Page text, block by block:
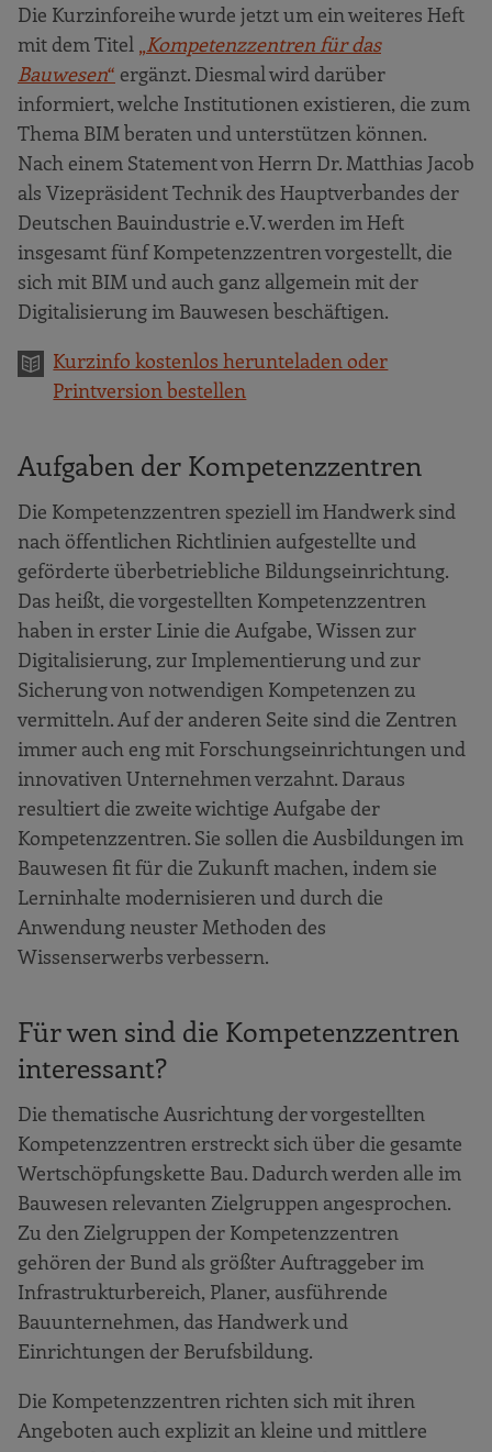
Die Kurzinforeihe wurde jetzt um ein weiteres Heft
mit dem Titel „Kompetenzzentren für das
Bauwesen“ ergänzt. Diesmal wird darüber
informiert, welche Institutionen existieren, die zum
Thema BIM beraten und unterstützen können.
Nach einem Statement von Herrn Dr. Matthias Jacob
als Vizepräsident Technik des Hauptverbandes der
Deutschen Bauindustrie e.V. werden im Heft
insgesamt fünf Kompetenzzentren vorgestellt, die
sich mit BIM und auch ganz allgemein mit der
Digitalisierung im Bauwesen beschäftigen.
Kurzinfo kostenlos herunteladen oder
Printversion bestellen
Aufgaben der Kompetenzzentren
Die Kompetenzzentren speziell im Handwerk sind
nach öffentlichen Richtlinien aufgestellte und
geförderte überbetriebliche Bildungseinrichtung.
Das heißt, die vorgestellten Kompetenzzentren
haben in erster Linie die Aufgabe, Wissen zur
Digitalisierung, zur Implementierung und zur
Sicherung von notwendigen Kompetenzen zu
vermitteln. Auf der anderen Seite sind die Zentren
immer auch eng mit Forschungseinrichtungen und
innovativen Unternehmen verzahnt. Daraus
resultiert die zweite wichtige Aufgabe der
Kompetenzzentren. Sie sollen die Ausbildungen im
Bauwesen fit für die Zukunft machen, indem sie
Lerninhalte modernisieren und durch die
Anwendung neuster Methoden des
Wissenserwerbs verbessern.
Für wen sind die Kompetenzzentren
interessant?
Die thematische Ausrichtung der vorgestellten
Kompetenzzentren erstreckt sich über die gesamte
Wertschöpfungskette Bau. Dadurch werden alle im
Bauwesen relevanten Zielgruppen angesprochen.
Zu den Zielgruppen der Kompetenzzentren
gehören der Bund als größter Auftraggeber im
Infrastrukturbereich, Planer, ausführende
Bauunternehmen, das Handwerk und
Einrichtungen der Berufsbildung.
Die Kompetenzzentren richten sich mit ihren
Angeboten auch explizit an kleine und mittlere